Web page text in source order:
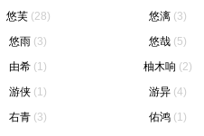
悠芙 (28) 悠漓 (3)
悠雨 (3) 悠哉 (5)
由希 (1) 柚木响 (2)
游侠 (1) 游异 (4)
右青 (3) 佑鸿 (1)